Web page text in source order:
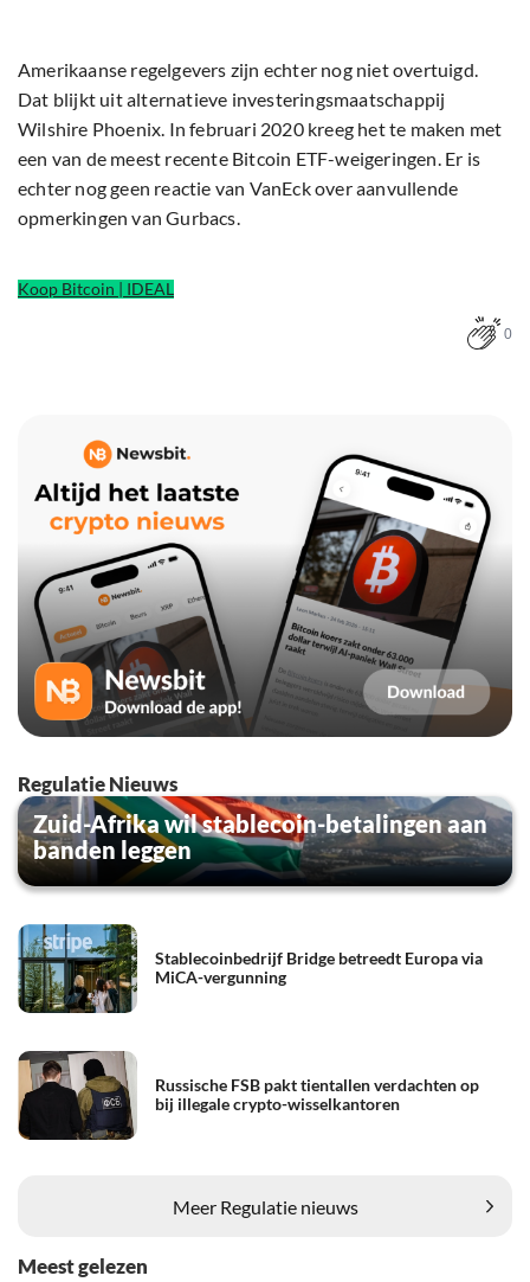
Amerikaanse regelgevers zijn echter nog niet overtuigd.
Dat blijkt uit alternatieve investeringsmaatschappij
Wilshire Phoenix. In februari 2020 kreeg het te maken met
een van de meest recente Bitcoin ETF-weigeringen. Er is
echter nog geen reactie van VanEck over aanvullende
opmerkingen van Gurbacs.
Koop Bitcoin | IDEAL
0
Regulatie Nieuws
Zuid-Afrika wil stablecoin-betalingen aan
banden leggen
Stablecoinbedrijf Bridge betreedt Europa via
MiCA-vergunning
Russische FSB pakt tientallen verdachten op
bij illegale crypto-wisselkantoren
Meer Regulatie nieuws
Meest gelezen